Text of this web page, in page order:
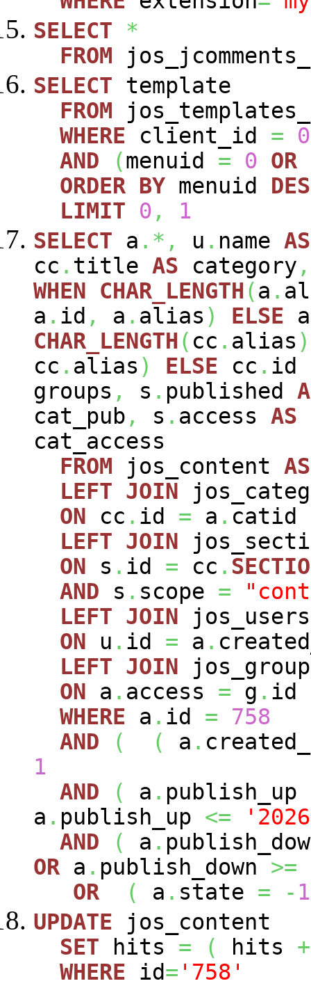
SELECT
*
FROM
SELECT template
FROM
WHERE client_id =
0
AND
(menuid = 0 OR
ORDER BY menuid
LIMIT
0 ,
1
SELECT a .*, u . name AS
cc . title AS category ,
WHEN
CHAR_LENGTH(a .
a . id , a . alias ) ELSE a
CHAR_LENGTH( cc . alias )
cc . alias ) ELSE cc . id
groups , s . published
cat_pub , s . access AS
cat_access
FROM jos_content AS
LEFT JOIN
ON cc . id = a . catid
LEFT JOIN
ON s . id = cc .
AND s . scope =
LEFT JOIN
ON u . id = a .
LEFT JOIN
ON a . access = g . id
WHERE a . id =
758
AND
( ( a .
1
AND
( a . publish_up
a . publish_up <=
AND
( a .
OR a . publish_down >=
OR
( a . state = - 1
UPDATE jos_content
SET hits = ( hits +
WHERE id= '758'